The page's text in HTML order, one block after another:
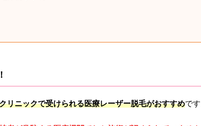
リニックで受けられる医療レーザー脱毛がおすすめです